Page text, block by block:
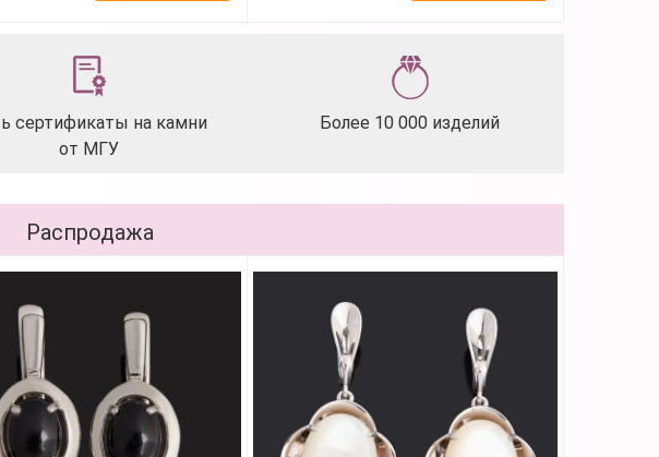
сертификаты на камни
от МГУ
Более 10 000 изделий
Распродажа